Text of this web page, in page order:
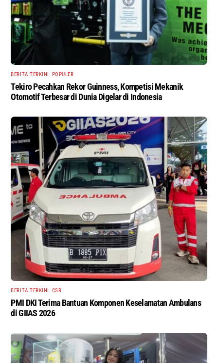
BERITA TERKINI POPULER
Tekiro Pecahkan Rekor Guinness, Kompetisi Mekanik
Otomotif Terbesar di Dunia Digelar di Indonesia
BERITA TERKINI CSR
PMI DKI Terima Bantuan Komponen Keselamatan Ambulans
di GIIAS 2026